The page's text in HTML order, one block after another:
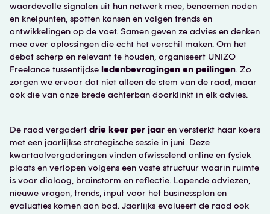
waardevolle signalen uit hun netwerk mee, benoemen noden
en knelpunten, spotten kansen en volgen trends en
ontwikkelingen op de voet. Samen geven ze advies en denken
mee over oplossingen die écht het verschil maken. Om het
debat scherp en relevant te houden, organiseert UNIZO
Freelance tussentijdse ledenbevragingen en peilingen. Zo
zorgen we ervoor dat niet alleen de stem van de raad, maar
ook die van onze brede achterban doorklinkt in elk advies.
De raad vergadert drie keer per jaaren versterkt haar koers
met een jaarlijkse strategische sessie in juni. Deze
kwartaalvergaderingen vinden afwisselend online en fysiek
plaats en verlopen volgens een vaste structuur waarin ruimte
is voor dialoog, brainstorm en reflectie. Lopende adviezen,
nieuwe vragen, trends, input voor het businessplan en
evaluaties komen aan bod. Jaarlijks evalueert de raad ook